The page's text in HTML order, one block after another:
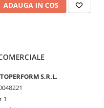
ADAUGA IN COS
S.R.L.
1